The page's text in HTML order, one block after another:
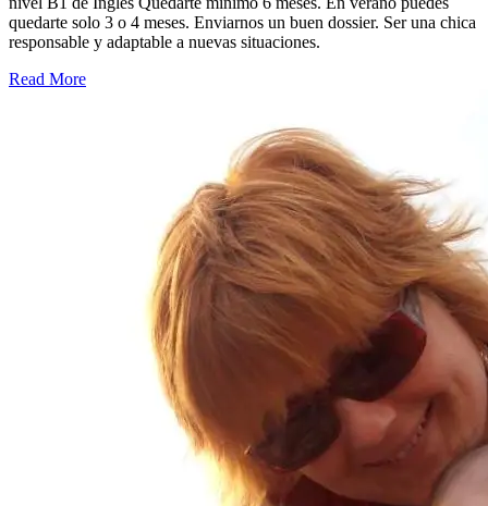
quedarte solo 3 o 4 meses. Enviarnos un buen dossier. Ser una chica
responsable y adaptable a nuevas situaciones.
Read More